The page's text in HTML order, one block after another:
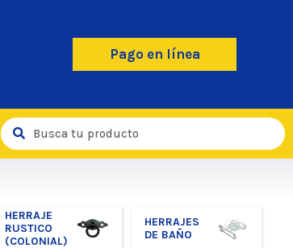
Pago en línea
HERRAJE
RUSTICO
(COLONIAL)
HERRAJES
DE BAÑO